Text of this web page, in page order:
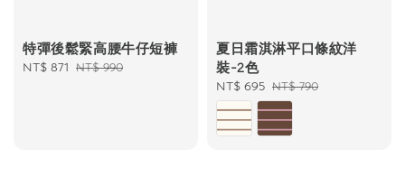
特彈後鬆緊高腰牛仔短褲
Sale
NT$ 871 Regular
NT$ 990
夏日霜淇淋平口條紋洋
裝-2色
Sale
price
NT$ 695 Regular
price
NT$ 790